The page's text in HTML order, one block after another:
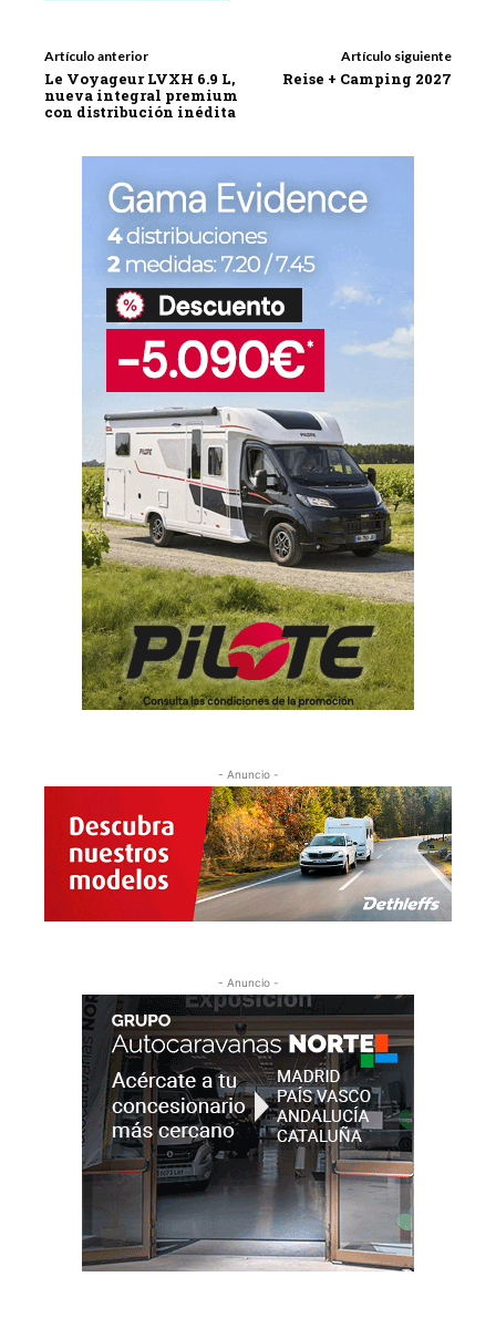
Artículo anterior
Le Voyageur LVXH 6.9 L,
nueva integral premium
con distribución inédita
Artículo siguiente
Reise + Camping 2027
- Anuncio -
- Anuncio -